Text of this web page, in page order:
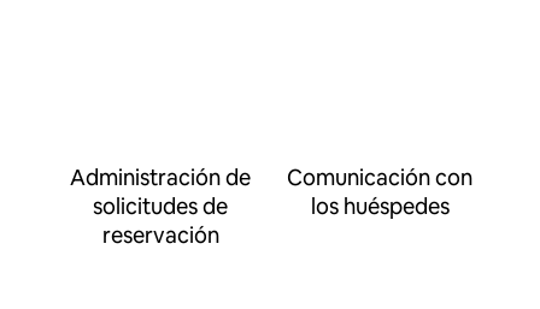
Administración de
solicitudes de
reservación
Comunicación con
los huéspedes